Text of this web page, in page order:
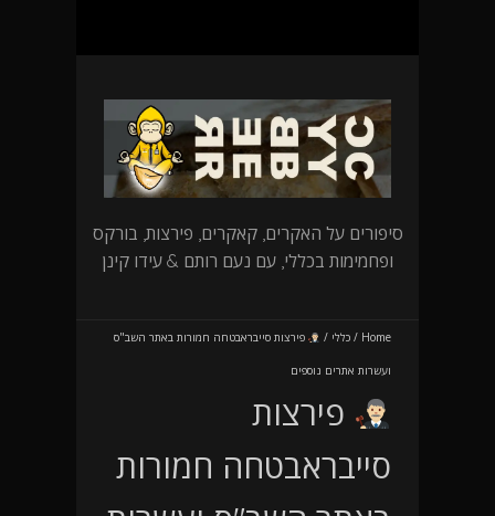
סיפורים על האקרים, קאקרים, פירצות, בורקס
ופחמימות בכללי, עם נעם רותם & עידו קינן
Home
/ כללי / פירצות סייבראבטחה חמורות באתר השב"ס
ועשרות אתרים נוספים
פירצות
סייבראבטחה חמורות